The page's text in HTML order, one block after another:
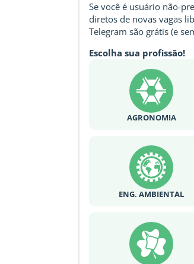
Se você é usuário não-
diretos de novas vagas
Telegram são grátis (e
Escolha sua profissão!
AGRONOMIA
ENG. AMBIENTAL